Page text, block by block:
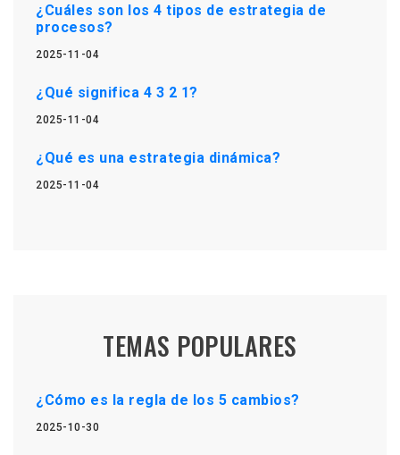
¿Cuáles son los 4 tipos de estrategia de
procesos?
2025-11-04
¿Qué significa 4 3 2 1?
2025-11-04
¿Qué es una estrategia dinámica?
2025-11-04
TEMAS POPULARES
¿Cómo es la regla de los 5 cambios?
2025-10-30